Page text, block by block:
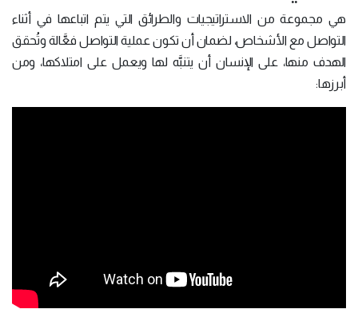
هي مجموعة من الاستراتيجيات والطرائق التي يتم اتباعها في أثناء
التواصل مع الأشخاص، لضمان أن تكون عملية التواصل فعَّالة وتُحقق
الهدف منها، على الإنسان أن يتنبَّه لها ويعمل على امتلاكها، ومن
أبرزها: